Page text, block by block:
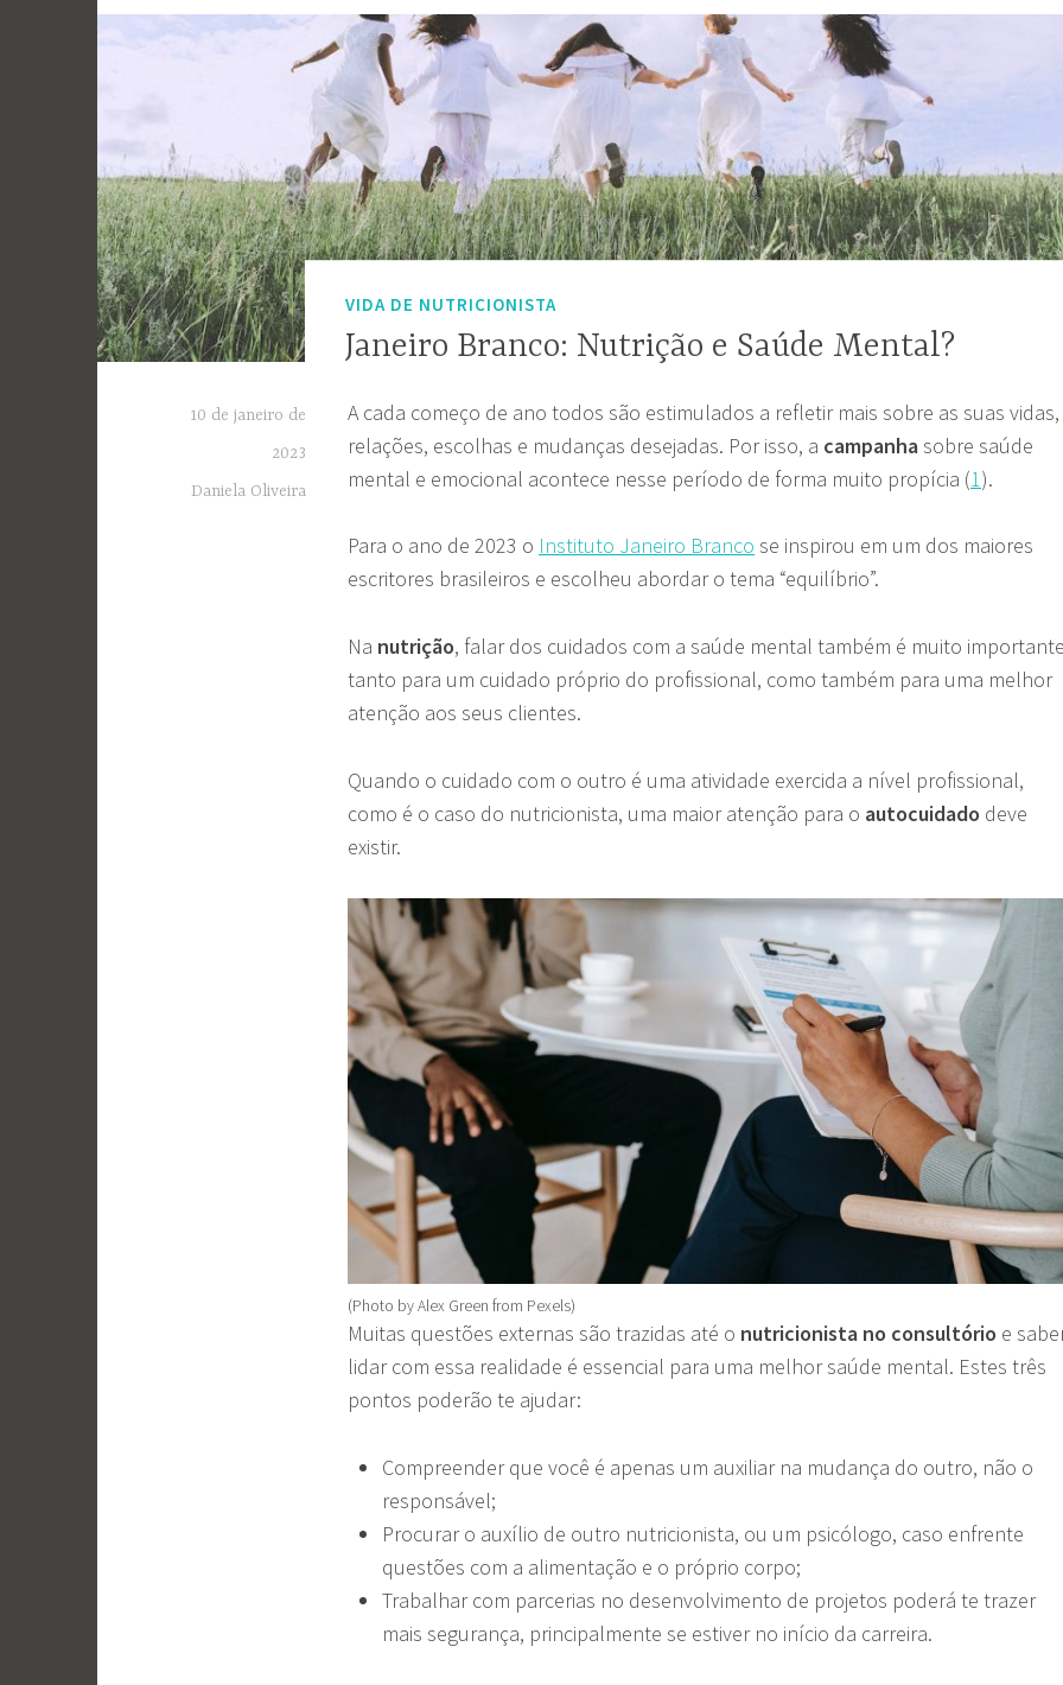
VIDA DE NUTRICIONISTA
Janeiro Branco: Nutrição e Saúde Mental?
10 de janeiro de
2023
Daniela Oliveira
A cada começo de ano todos são estimulados a refletir mais sobre as suas vidas,
relações, escolhas e mudanças desejadas. Por isso, a campanhasobre saúde
mental e emocional acontece nesse período de forma muito propícia (1).
Para o ano de 2023 o Instituto Janeiro Branco se inspirou em um dos maiores
escritores brasileiros e escolheu abordar o tema “equilíbrio”.
Na nutrição, falar dos cuidados com a saúde mental também é muito
tanto para um cuidado próprio do profissional, como também para uma melhor
atenção aos seus clientes.
Quando o cuidado com o outro é uma atividade exercida a nível profissional,
como é o caso do nutricionista, uma maior atenção para o autocuidado deve
existir.
(Photo by Alex Green from Pexels)
Muitas questões externas são trazidas até o nutricionista no consultório e
lidar com essa realidade é essencial para uma melhor saúde mental. Estes três
pontos poderão te ajudar:
Compreender que você é apenas um auxiliar na mudança do outro, não o
responsável;
Procurar o auxílio de outro nutricionista, ou um psicólogo, caso enfrente
questões com a alimentação e o próprio corpo;
Trabalhar com parcerias no desenvolvimento de projetos poderá te trazer
mais segurança, principalmente se estiver no início da carreira.